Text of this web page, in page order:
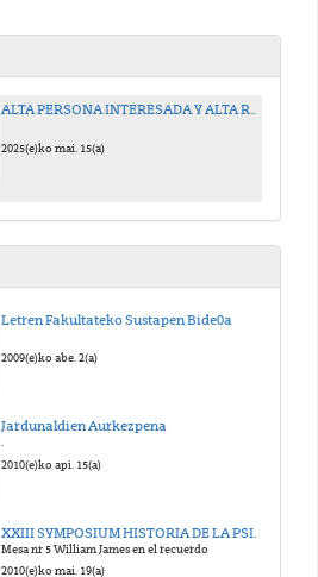
ALTA PERSONA INTERESADA Y ALTA REPRESENTANTE
2025(e)ko mai. 15(a)
Letren Fakultateko Sustapen Bide0a
2009(e)ko abe. 2(a)
Jardunaldien Aurkezpena
.
2010(e)ko api. 15(a)
Mesa nr 5 William James en el recuerdo
2010(e)ko mai. 19(a)